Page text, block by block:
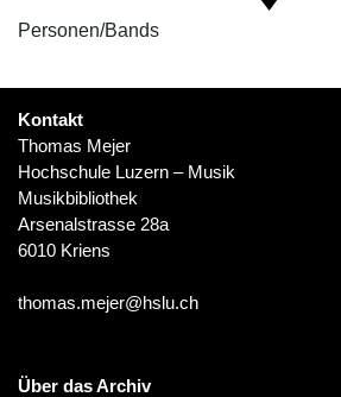
Personen/Bands
Kontakt
Thomas Mejer
Hochschule Luzern – Musik
Musikbibliothek
Arsenalstrasse 28a
6010 Kriens
thomas.mejer@hslu.ch
Über das Archiv